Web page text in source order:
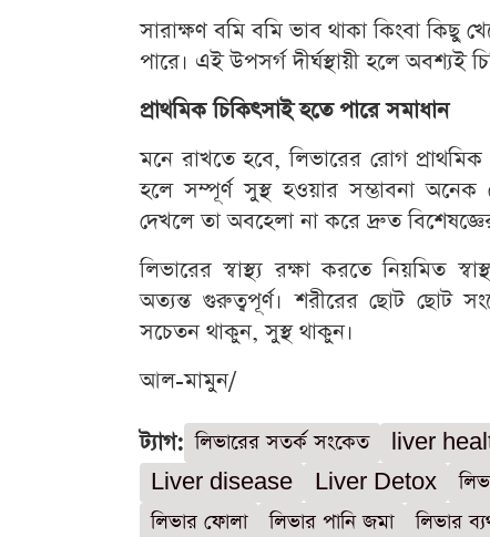
সারাক্ষণ বমি বমি ভাব থাকা কিংবা কিছু
পারে। এই উপসর্গ দীর্ঘস্থায়ী হলে অবশ্যই
প্রাথমিক চিকিৎসাই হতে পারে সমাধান
মনে রাখতে হবে, লিভারের রোগ
হলে সম্পূর্ণ সুস্থ হওয়ার সম্ভাবনা অনেক
দেখলে তা অবহেলা না করে দ্রুত
লিভারের স্বাস্থ্য রক্ষা করতে নিয়মিত
অত্যন্ত গুরুত্বপূর্ণ। শরীরের ছোট ছোট
সচেতন থাকুন, সুস্থ থাকুন।
আল-মামুন/
ট্যাগ: লিভারের সতর্ক সংকেত liver
Liver disease
Liver Detox
লিভার ফোলা
লিভার পানি জমা লিভার